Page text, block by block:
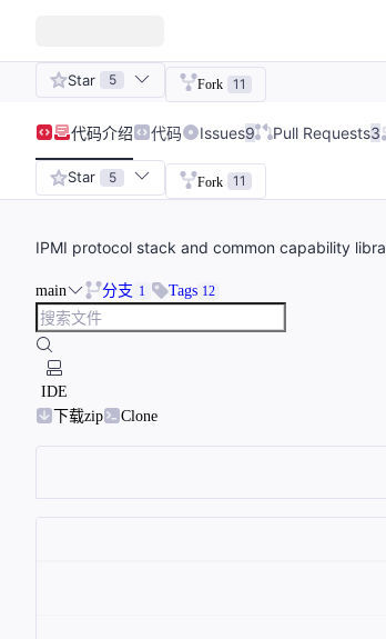
Star 5 Fork 11
代码介绍 代码 Issues9 Pull Requests3
Star 5 Fork 11
IPMI protocol stack and common capability
main 分支 1 Tags 12
IDE
下载zip
Clone